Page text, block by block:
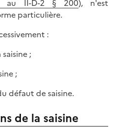
10 au II-D-2 § 200), n'est
particulière.
:
;
;
défaut de saisine.
de la saisine